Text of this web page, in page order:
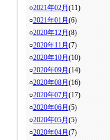
○2021年02月 (11)
○2021年01月 (6)
○2020年12月 (8)
○2020年11月 (7)
○2020年10月 (10)
○2020年09月 (14)
○2020年08月 (16)
○2020年07月 (17)
○2020年06月 (5)
○2020年05月 (5)
○2020年04月 (7)